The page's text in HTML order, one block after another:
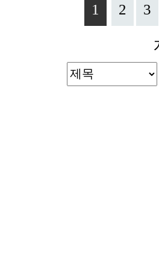
1 2 3